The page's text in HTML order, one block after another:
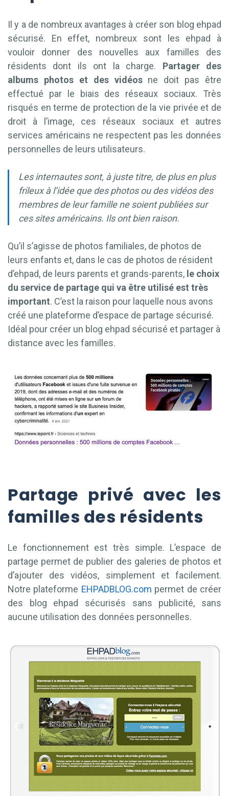
Il y a de nombreux avantages à créer son blog ehpad
sécurisé. En effet, nombreux sont les ehpad à
vouloir donner des nouvelles aux familles des
résidents dont ils ont la charge. Partager des
albums photos et des vidéosne doit pas être
effectué par le biais des réseaux sociaux. Très
risqués en terme de protection de la vie privée et de
droit à l’image, ces réseaux sociaux et autres
services américains ne respectent pas les données
personnelles de leurs utilisateurs.
Les internautes sont, à juste titre, de plus en plus
frileux à l’idée que des photos ou des vidéos des
membres de leur famille ne soient publiées sur
ces sites américains. Ils ont bien raison.
Qu’il s’agisse de photos familiales, de photos de
leurs enfants et, dans le cas de photos de résident
d’ehpad, de leurs parents et grands-parents, le choix
du service de partage qui va être utilisé est très
important. C’est la raison pour laquelle nous avons
créé une plateforme d’espace de partage sécurisé.
Idéal pour créer un blog ehpad sécurisé et partager à
distance avec les familles.
Partage privé avec les
familles des résidents
Le fonctionnement est très simple. L’espace de
partage permet de publier des galeries de photos et
d’ajouter des vidéos, simplement et facilement.
Notre plateforme EHPADBLOG.com permet de créer
des blog ehpad sécurisés sans publicité, sans
aucune utilisation des données personnelles.